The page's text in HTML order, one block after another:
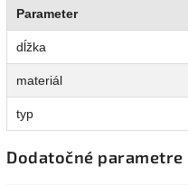
Parameter
dĺžka
materiál
typ
Dodatočné parametre